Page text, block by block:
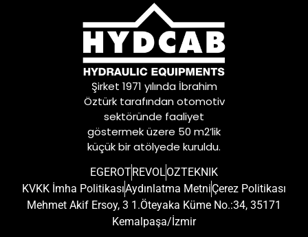
Şirket 1971 yılında İbrahim
Öztürk tarafından otomotiv
sektöründe faaliyet
göstermek üzere 50 m2’lik
küçük bir atölyede kuruldu.
EGEROTREVOLOZTEKNIK
KVKK İmha PolitikasıAydınlatma MetniÇerez Politikası
Mehmet Akif Ersoy, 3 1.Öteyaka Küme No.:34, 35171
Kemalpaşa/İzmir